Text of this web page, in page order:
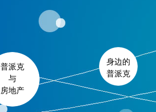
普派克
与
房地产
身边的
普派克